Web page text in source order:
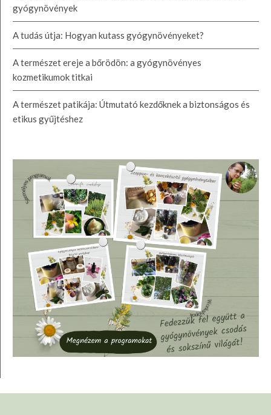
gyógynövények
A tudás útja: Hogyan kutass gyógynövényeket?
A természet ereje a bőrödön: a gyógynövényes
kozmetikumok titkai
A természet patikája: Útmutató kezdőknek a biztonságos és
etikus gyűjtéshez